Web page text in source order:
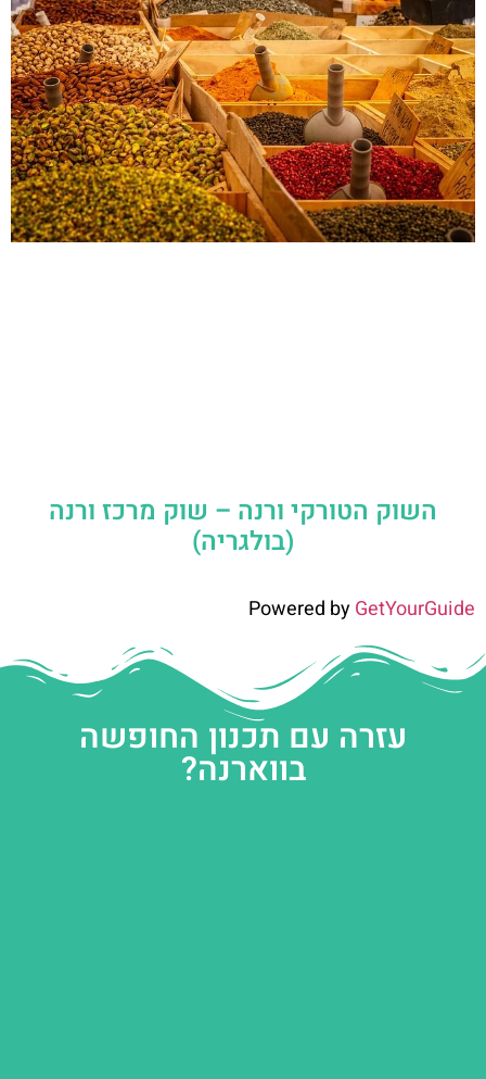
השוק הטורקי ורנה – שוק מרכז ורנה
(בולגריה)
Powered byGetYourGuide
עזרה עם תכנון החופשה
בווארנה?